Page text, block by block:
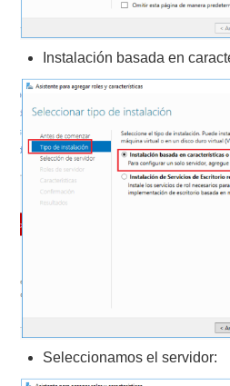
Instalación basada en
Seleccionamos el servidor: